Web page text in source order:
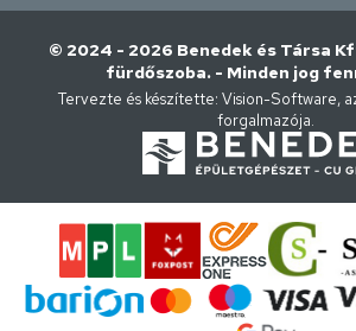
© 2024 - 2026 Benedek és Társa
fürdőszoba. - Minden jog
Tervezte és készítette: Vision-Software,
forgalmazója.